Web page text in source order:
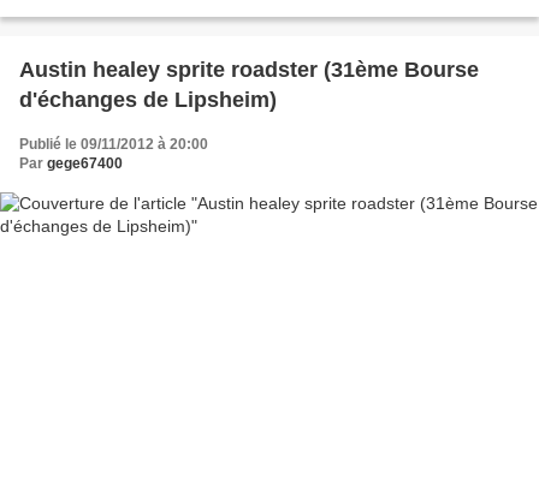
Austin healey sprite roadster (31ème Bourse
d'échanges de Lipsheim)
Publié le 09/11/2012 à 20:00
Par gege67400